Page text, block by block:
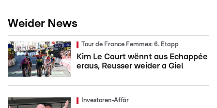
Weider News
Tour de France Femmes: 6. Etapp
Kim Le Court wënnt aus Echappée
eraus, Reusser weider a Giel
Investoren-Affär